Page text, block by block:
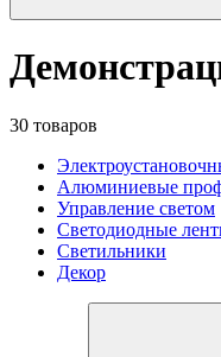
30 товаров
Алюминиевые
Управление светом
Светодиодные
Светильники
Декор